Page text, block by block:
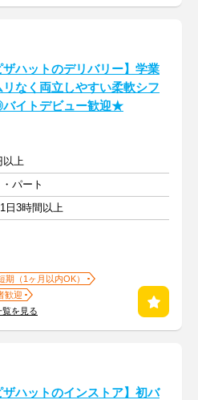
ザハットのデリバリー】学業
リなく両立しやすい柔軟シフ
バイトデビュー歓迎★
以上
パート
日3時間以上
期（1ヶ月以内OK）
歓迎
を見る
ザハットのインストア】初バ